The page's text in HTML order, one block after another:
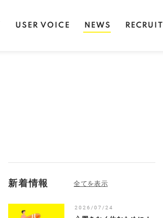
USER VOICE NEWS RECRUIT
新着情報
2026/07/24